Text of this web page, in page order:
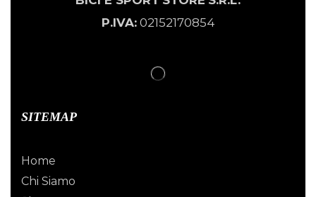
P.IVA:02152170854
SITEMAP
Home
Chi Siamo